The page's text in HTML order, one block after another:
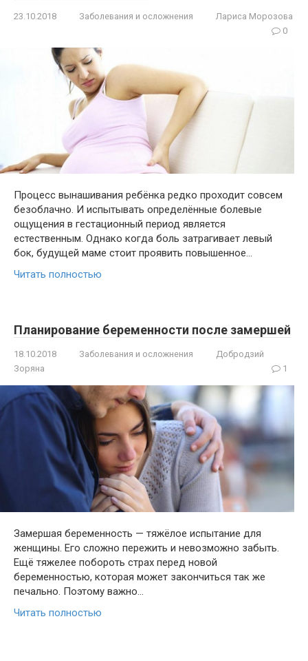
23.10.2018 Заболевания и осложнения
Лариса Морозова
0
Процесс вынашивания ребёнка редко проходит совсем
безоблачно. И испытывать определённые болевые
ощущения в гестационный период является
естественным. Однако когда боль затрагивает левый
бок, будущей маме стоит проявить повышенное…
Читать полностью
Планирование беременности после замершей
18.10.2018 Заболевания и осложнения
Добродзий
Зоряна
1
Замершая беременность — тяжёлое испытание для
женщины. Его сложно пережить и невозможно забыть.
Ещё тяжелее побороть страх перед новой
беременностью, которая может закончиться так же
печально. Поэтому важно…
Читать полностью